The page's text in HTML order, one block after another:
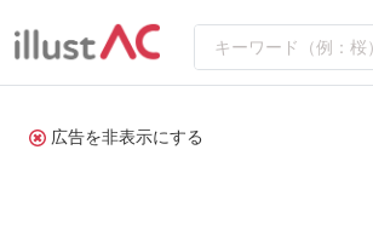
広告を非表示にする